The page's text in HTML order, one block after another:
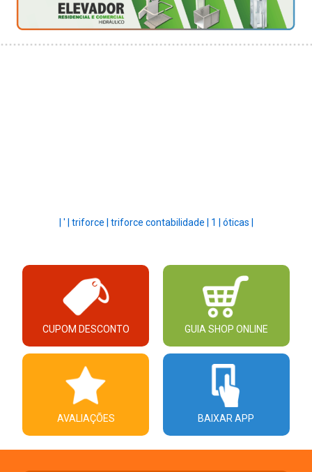
' | triforce | triforce contabilidade | 1 | óticas |
CUPOM DESCONTO GUIA SHOP ONLINE
AVALIAÇÕES BAIXAR APP